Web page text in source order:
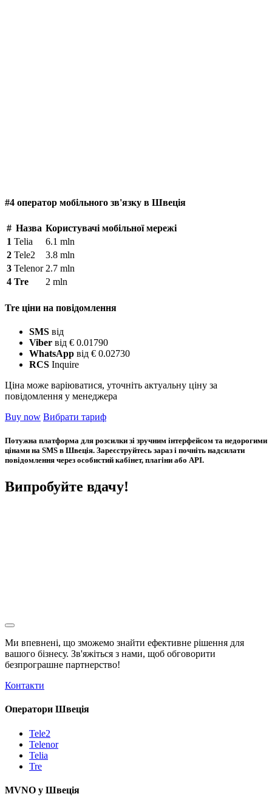
#4 оператор мобільного зв'язку в Швеція
# Назва Користувачі мобільної мережі
1 Telia
6.1 mln
2 Tele2
3.8 mln
3 Telenor 2.7 mln
4 Tre 2 mln
Tre ціни на повідомлення
SMS від
Viber від € 0.01790
WhatsApp від € 0.02730
RCS Inquire
Ціна може варіюватися, уточніть актуальну ціну за
повідомлення у менеджера
Buy now Вибрати тариф
Потужна платформа для розсилки зі зручним інтерфейсом та недорогими
цінами на SMS в Швеція. Зареєструйтесь зараз і почніть надсилати
повідомлення через особистий кабінет, плагіни або API.
Випробуйте вдачу!
Ми впевнені, що зможемо знайти ефективне рішення для
вашого бізнесу. Зв'яжіться з нами, щоб обговорити
безпрограшне партнерство!
Контакти
Оператори Швеція
Tele2
Telenor
Telia
Tre
MVNO у Швеція